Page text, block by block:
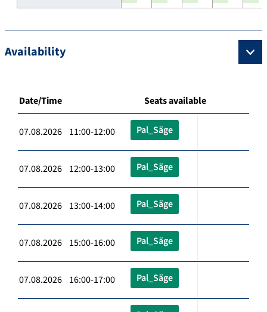
Availability
Date/Time Seats available
07.08.2026 11:00-12:00 Pal_Säge
07.08.2026 12:00-13:00 Pal_Säge
07.08.2026 13:00-14:00 Pal_Säge
07.08.2026 15:00-16:00 Pal_Säge
07.08.2026 16:00-17:00 Pal_Säge